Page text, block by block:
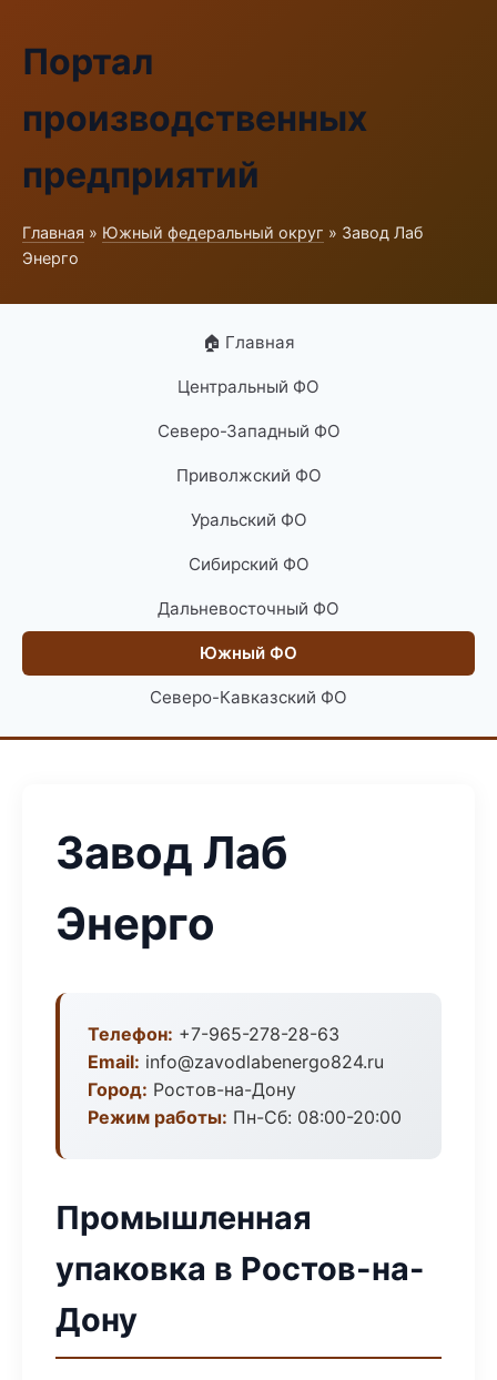
Портал
производственных
предприятий
Главная » Южный федеральный округ » Завод Лаб
Энерго
🏠 Главная
Центральный ФО
Северо-Западный ФО
Приволжский ФО
Уральский ФО
Сибирский ФО
Дальневосточный ФО
Южный ФО
Северо-Кавказский ФО
Завод Лаб
Энерго
Телефон: +7-965-278-28-63
Email: info@zavodlabenergo824.ru
Город: Ростов-на-Дону
Режим работы: Пн-Сб: 08:00-20:00
Промышленная
упаковка в Ростов-на-
Дону